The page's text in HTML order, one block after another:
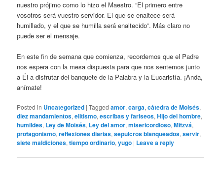
nuestro prójimo como lo hizo el Maestro. “El primero entre
vosotros será vuestro servidor. El que se enaltece será
humillado, y el que se humilla será enaltecido”. Más claro no
puede ser el mensaje.
En este fin de semana que comienza, recordemos que el Padre
nos espera con la mesa dispuesta para que nos sentemos junto
a Él a disfrutar del banquete de la Palabra y la Eucaristía. ¡Anda,
anímate!
Posted in Uncategorized |Tagged amor,carga,cátedra de Moisés,
diez mandamientos,elitismo,escribas y fariseos,Hijo del hombre,
humildes, Ley de Moisés, Ley del amor,misericordioso,Mitzvá,
protagonismo,reflexiones diarias,sepulcros blanqueados,servir,
siete maldiciones,tiempo ordinario,yugo | Leave a reply